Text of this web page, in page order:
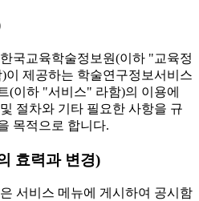
국교육학술정보원(이하 "교육정
이 제공하는 학술연구정보서비스
(이하 "서비스" 라함)의 이용에
절차와 기타 필요한 사항을 규
목적으로 합니다.
효력과 변경)
서비스 메뉴에 게시하여 공시함